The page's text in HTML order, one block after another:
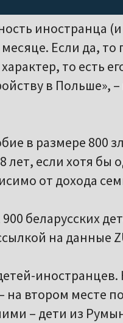
иностранца (и
Если да, то
то есть
в Польше», –
в размере 800
лет, если хотя бы
от дохода
беларусских
на данные
на втором месте по
– дети из